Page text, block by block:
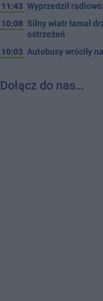
11:43 Wyprzedził
10:08 Silny wiatr łamał
ostrzeżeń
10:03 Autobusy wróciły
Dołącz do nas…